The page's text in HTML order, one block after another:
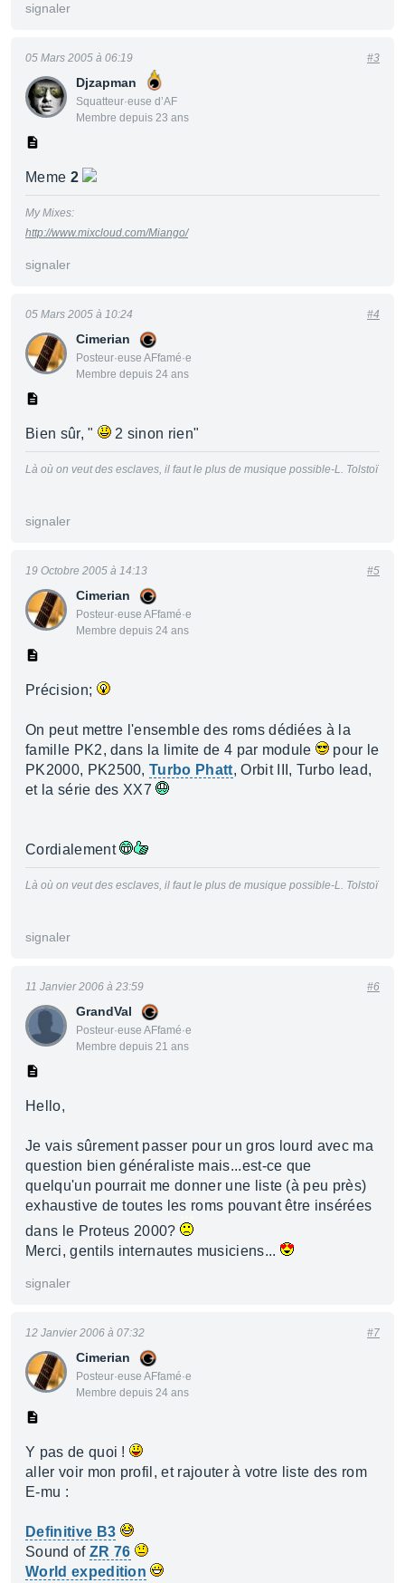
signaler
Djzapman
Squatteur·euse d’AF
Membre depuis 23 ans
05 Mars 2005 à 06:19 #3
Meme 2
My Mixes:
http://www.mixcloud.com/Miango/
signaler
Cimerian
Posteur·euse AFfamé·e
Membre depuis 24 ans
05 Mars 2005 à 10:24 #4
Bien sûr, " 2 sinon rien"
Là où on veut des esclaves, il faut le plus de musique possible-L. Tolstoï
signaler
Cimerian
Posteur·euse AFfamé·e
Membre depuis 24 ans
19 Octobre 2005 à 14:13 #5
Précision;
On peut mettre l'ensemble des roms dédiées à la
famille PK2, dans la limite de 4 par module
pour le
PK2000, PK2500,Turbo Phatt, Orbit III, Turbo lead,
et la série des XX7
Cordialement
Là où on veut des esclaves, il faut le plus de musique possible-L. Tolstoï
signaler
GrandVal
Posteur·euse AFfamé·e
Membre depuis 21 ans
11 Janvier 2006 à 23:59 #6
Hello,
Je vais sûrement passer pour un gros lourd avec ma
question bien généraliste mais...est-ce que
quelqu'un pourrait me donner une liste (à peu près)
exhaustive de toutes les roms pouvant être insérées
dans le Proteus 2000?
Merci, gentils internautes musiciens...
signaler
Cimerian
Posteur·euse AFfamé·e
Membre depuis 24 ans
12 Janvier 2006 à 07:32 #7
Y pas de quoi !
aller voir mon profil, et rajouter à votre liste des rom
E-mu :
Definitive B3
Sound of ZR 76
World expedition